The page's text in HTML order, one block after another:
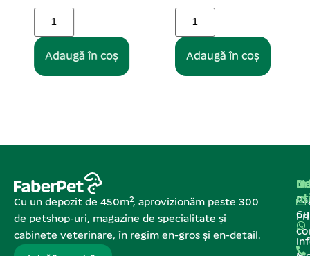
Adaugă în coș Adaugă în coș
Cu un depozit de 450m², aprovizionăm peste 300
de petshop-uri, magazine de specialitate și
cabinete veterinare, în regim en-gros și en-detail.